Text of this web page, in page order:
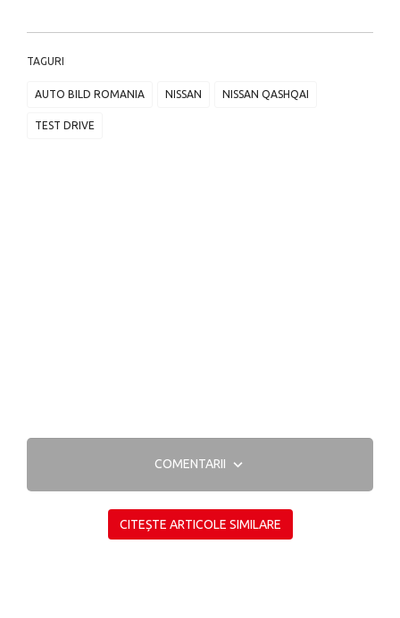
TAGURI
AUTO BILD ROMANIA NISSAN NISSAN QASHQAI
TEST DRIVE
COMENTARII
CITEȘTE ARTICOLE SIMILARE